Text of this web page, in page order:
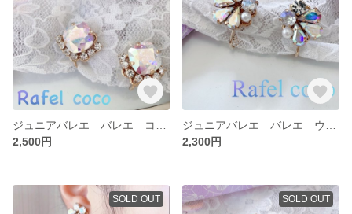
2,500円
2,300円
SOLD OUT SOLD OUT